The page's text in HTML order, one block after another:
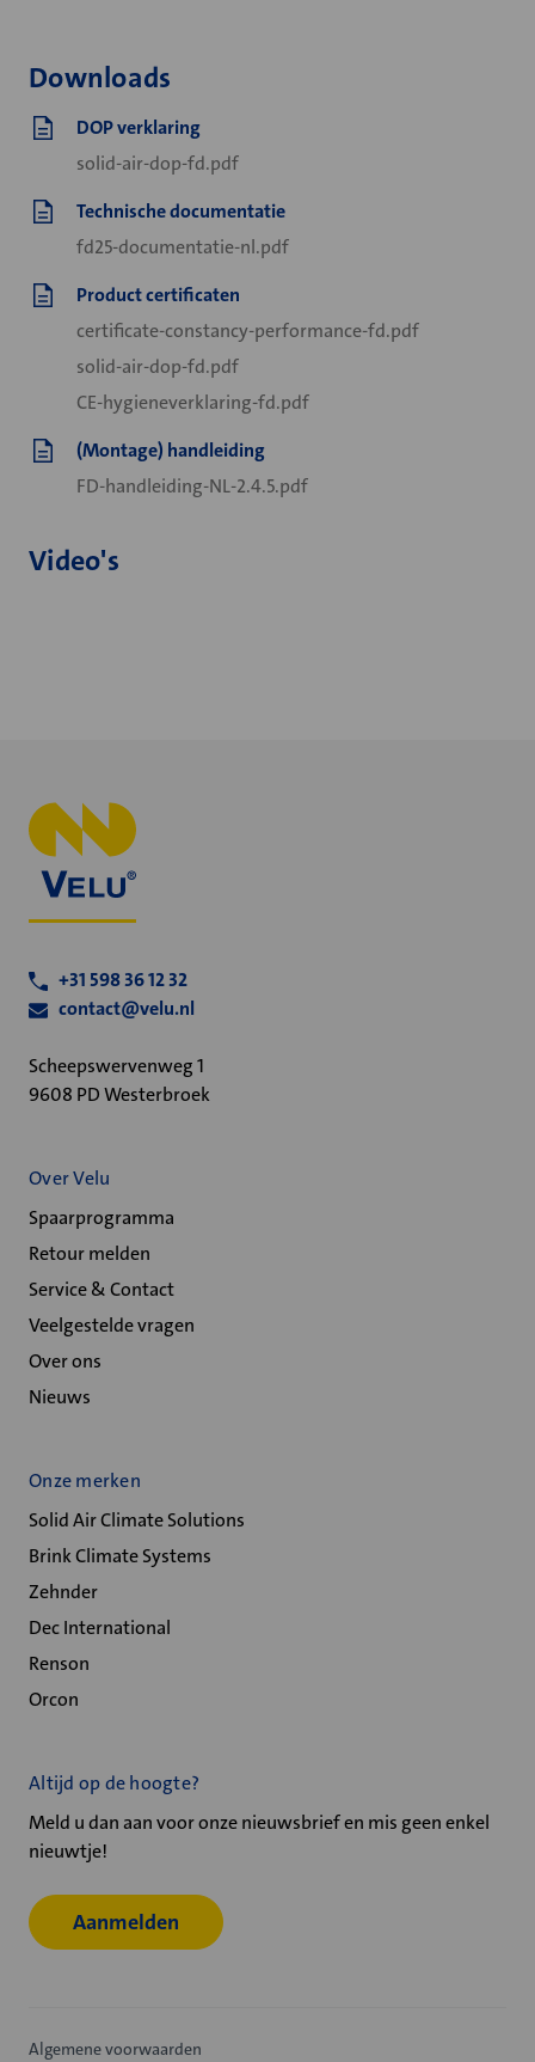
Downloads
DOP verklaring
solid-air-dop-fd.pdf
Technische documentatie
fd25-documentatie-nl.pdf
Product certificaten
certificate-constancy-performance-fd.pdf
solid-air-dop-fd.pdf
CE-hygieneverklaring-fd.pdf
(Montage) handleiding
FD-handleiding-NL-2.4.5.pdf
Video's
+31 598 36 12 32
contact@velu.nl
Scheepswervenweg 1
9608 PD Westerbroek
Over Velu
Spaarprogramma
Retour melden
Service & Contact
Veelgestelde vragen
Over ons
Nieuws
Onze merken
Solid Air Climate Solutions
Brink Climate Systems
Zehnder
Dec International
Renson
Orcon
Altijd op de hoogte?
Meld u dan aan voor onze nieuwsbrief en mis geen enkel
nieuwtje!
Aanmelden
Algemene voorwaarden